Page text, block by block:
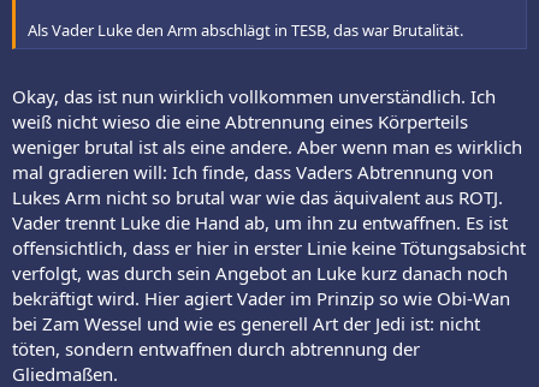
Als Vader Luke den Arm abschlägt in TESB, das war Brutalität.
Okay, das ist nun wirklich vollkommen unverständlich. Ich
weiß nicht wieso die eine Abtrennung eines Körperteils
weniger brutal ist als eine andere. Aber wenn man es wirklich
mal gradieren will: Ich finde, dass Vaders Abtrennung von
Lukes Arm nicht so brutal war wie das äquivalent aus ROTJ.
Vader trennt Luke die Hand ab, um ihn zu entwaffnen. Es ist
offensichtlich, dass er hier in erster Linie keine Tötungsabsicht
verfolgt, was durch sein Angebot an Luke kurz danach noch
bekräftigt wird. Hier agiert Vader im Prinzip so wie Obi-Wan
bei Zam Wessel und wie es generell Art der Jedi ist: nicht
töten, sondern entwaffnen durch abtrennung der
Gliedmaßen.